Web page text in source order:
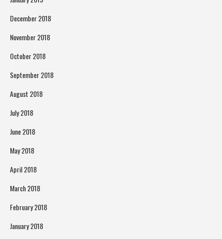
December 2018
November 2018
October 2018
September 2018
August 2018
July 2018
June 2018
May 2018
April 2018
March 2018
February 2018
January 2018